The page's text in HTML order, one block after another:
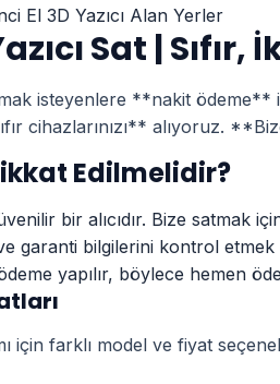
Sat | Sıfır,
isteyenlere **nakit
cihazlarınızı** alıyoruz.
Edilmelidir?
bir alıcıdır. Bize satmak
garanti bilgilerini kontrol
yapılır, böylece hemen
için farklı model ve fiyat